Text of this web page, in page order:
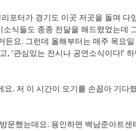
포터가 경기도 이곳 저곳을 돌며 다
식들도 종종 전달을 해드렸었는데
든요. 그런데 올해부터는 매주 목요
, ‘관심있는 전시나 공연소식이다!’
. 저 이 시간이 오기를 손꼽아 기다
문했는데요. 용인하면 백남준아트